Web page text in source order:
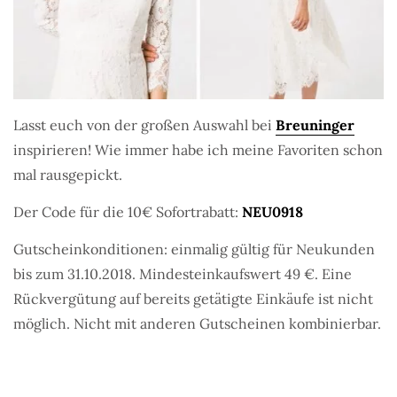
Lasst euch von der großen Auswahl bei Breuninger
inspirieren! Wie immer habe ich meine Favoriten schon
mal rausgepickt.
Der Code für die 10€ Sofortrabatt: NEU0918
Gutscheinkonditionen: einmalig gültig für Neukunden
bis zum 31.10.2018. Mindesteinkaufswert 49 €. Eine
Rückvergütung auf bereits getätigte Einkäufe ist nicht
möglich. Nicht mit anderen Gutscheinen kombinierbar.